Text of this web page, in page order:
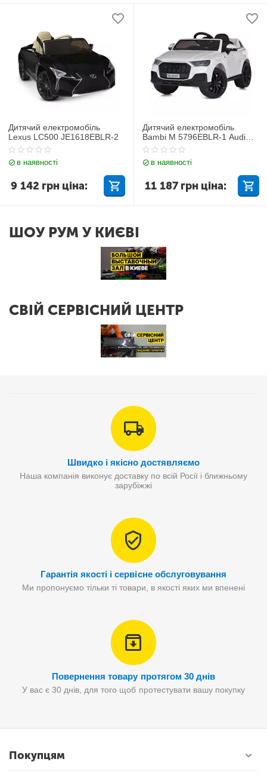
Дитячий електромобіль
Lexus LC500 JE1618EBLR-2
в наявності
9 142 грн ціна:
Дитячий електромобіль
Bambi M 5796EBLR-1 Audi
Q7
в наявності
11 187 грн ціна:
ШОУ РУМ У КИЄВІ
СВІЙ СЕРВІСНИЙ ЦЕНТР
Швидко і якісно достявляємо
Наша компанія виконує доставку по всій Росії і ближньому
зарубіжжі
Гарантія якості і сервісне обслуговування
Ми пропонуємо тільки ті товари, в якості яких ми впенені
Повернення товару протягом 30 днів
У вас є 30 днів, для того щоб протестувати вашу покупку
Покупцям